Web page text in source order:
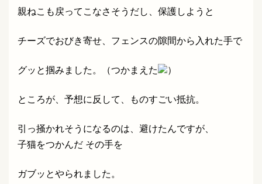
親ねこも戻ってこなさそうだし、保護しようと
チーズでおびき寄せ、フェンスの隙間から入れた手で
グッと掴みました。（つかまえた ）
ところが、予想に反して、ものすごい抵抗。
引っ掻かれそうになるのは、避けたんですが、
子猫をつかんだ その手を
ガブッとやられました。